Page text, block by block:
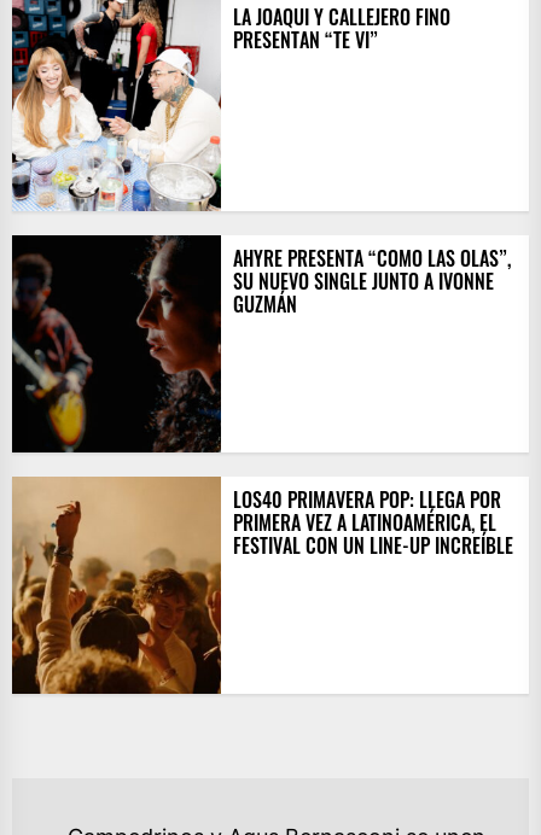
LA JOAQUI Y CALLEJERO FINO
PRESENTAN “TE VI”
AHYRE PRESENTA “COMO LAS OLAS”,
SU NUEVO SINGLE JUNTO A IVONNE
GUZMÁN
LOS40 PRIMAVERA POP: LLEGA POR
PRIMERA VEZ A LATINOAMÉRICA, EL
FESTIVAL CON UN LINE-UP INCREÍBLE